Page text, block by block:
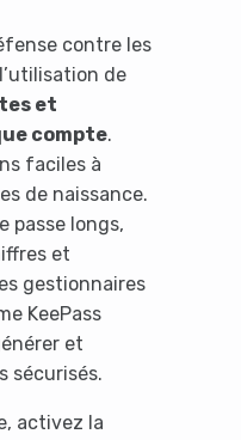
contre les
de
et
compte.
faciles à
de naissance.
passe longs,
et
gestionnaires
KeePass
et
sécurisés.
activez la